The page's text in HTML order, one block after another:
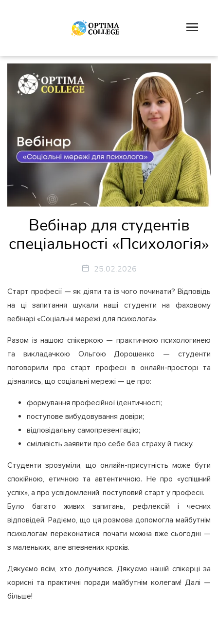
Вебінар для студентів
спеціальності «Психологія»
25.02.2026
Старт професії — як діяти та із чого починати? Відповідь
на ці запитання шукали наші студенти на фаховому
вебінарі «Соціальні мережі для психолога».
Разом із нашою спікеркою — практичною психологинею
та викладачкою Ольгою Дорошенко — студенти
поговорили про старт професії в онлайн-просторі та
дізнались, що соціальні мережі — це про:
формування професійної ідентичності;
поступове вибудовування довіри;
відповідальну самопрезентацію;
сміливість заявити про себе без страху й тиску.
Студенти зрозуміли, що онлайн-присутність може бути
спокійною, етичною та автентичною. Не про «успішний
успіх», а про усвідомлений, поступовий старт у професії.
Було багато живих запитань, рефлексій і чесних
відповідей. Радіємо, що ця розмова допомогла майбутнім
психологам переконатися: почати можна вже сьогодні —
з маленьких, але впевнених кроків.
Дякуємо всім, хто долучився. Дякуємо нашій спікерці за
корисні та практичні поради майбутнім колегам! Далі —
більше!